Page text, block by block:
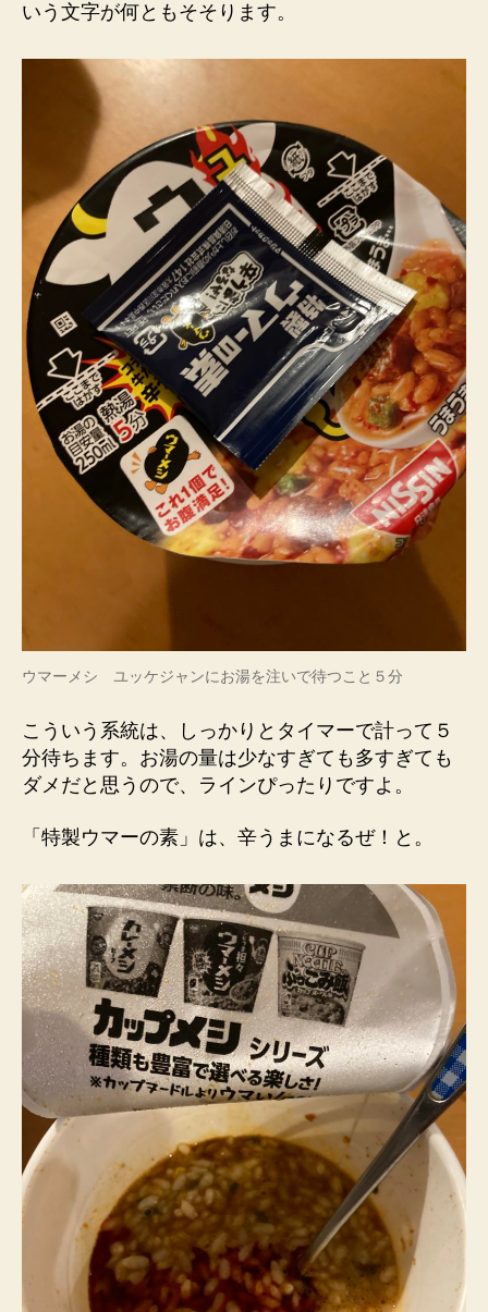
いう文字が何ともそそります。
ウマーメシ ユッケジャンにお湯を注いで待つこと５分
こういう系統は、しっかりとタイマーで計って５
分待ちます。お湯の量は少なすぎても多すぎても
ダメだと思うので、ラインぴったりですよ。
「特製ウマーの素」は、辛うまになるぜ！と。